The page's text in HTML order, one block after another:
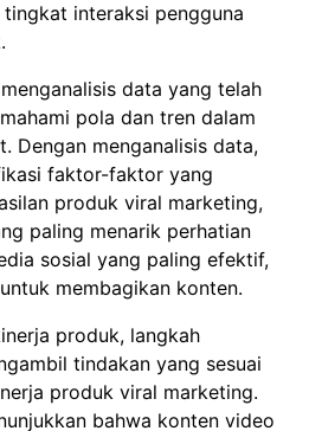
interaksi pengguna
data yang telah
pola dan tren dalam
Dengan menganalisis data,
faktor-faktor yang
produk viral marketing,
paling menarik perhatian
sosial yang paling efektif,
membagikan konten.
produk, langkah
tindakan yang sesuai
produk viral marketing.
bahwa konten video